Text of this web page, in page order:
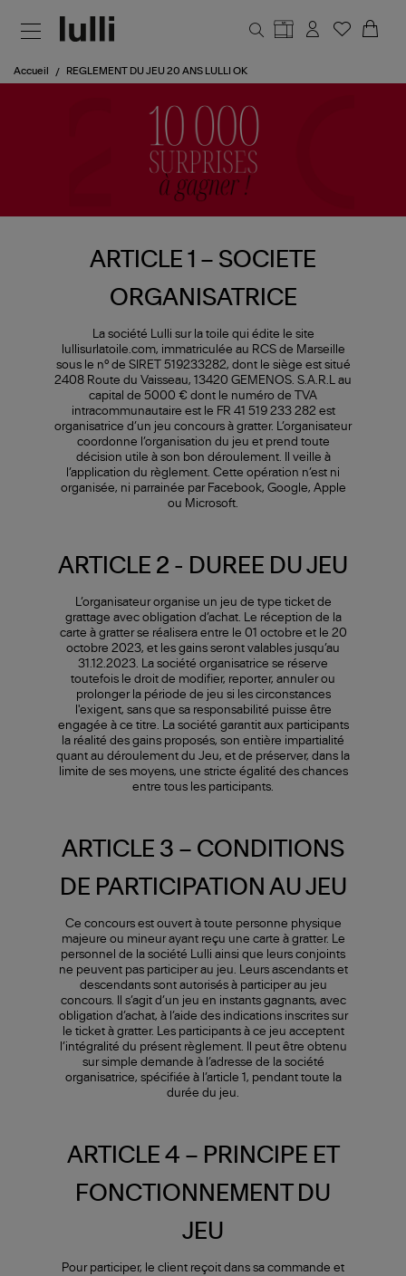
Accueil REGLEMENT DU JEU 20 ANS LULLI OK
ARTICLE 1 – SOCIETE
ORGANISATRICE
La société Lulli sur la toile qui édite le site
lullisurlatoile.com, immatriculée au RCS de Marseille
sous le n° de SIRET 519233282, dont le siège est situé
2408 Route du Vaisseau, 13420 GEMENOS. S.A.R.L au
capital de 5000 € dont le numéro de TVA
intracommunautaire est le FR 41 519 233 282 est
organisatrice d’un jeu concours à gratter. L’organisateur
coordonne l’organisation du jeu et prend toute
décision utile à son bon déroulement. Il veille à
l’application du règlement. Cette opération n’est ni
organisée, ni parrainée par Facebook, Google, Apple
ou Microsoft.
ARTICLE 2 - DUREE DU JEU
L’organisateur organise un jeu de type ticket de
grattage avec obligation d’achat. Le réception de la
carte à gratter se réalisera entre le 01 octobre et le 20
octobre 2023, et les gains seront valables jusqu’au
31.12.2023. La société organisatrice se réserve
toutefois le droit de modifier, reporter, annuler ou
prolonger la période de jeu si les circonstances
l'exigent, sans que sa responsabilité puisse être
engagée à ce titre. La société garantit aux participants
la réalité des gains proposés, son entière impartialité
quant au déroulement du Jeu, et de préserver, dans la
limite de ses moyens, une stricte égalité des chances
entre tous les participants.
ARTICLE 3 – CONDITIONS
DE PARTICIPATION AU JEU
Ce concours est ouvert à toute personne physique
majeure ou mineur ayant reçu une carte à gratter. Le
personnel de la société Lulli ainsi que leurs conjoints
ne peuvent pas participer au jeu. Leurs ascendants et
descendants sont autorisés à participer au jeu
concours. Il s’agit d’un jeu en instants gagnants, avec
obligation d’achat, à l’aide des indications inscrites sur
le ticket à gratter. Les participants à ce jeu acceptent
l’intégralité du présent règlement. Il peut être obtenu
sur simple demande à l’adresse de la société
organisatrice, spécifiée à l’article 1, pendant toute la
durée du jeu.
ARTICLE 4 – PRINCIPE ET
FONCTIONNEMENT DU
JEU
Pour participer, le client reçoit dans sa commande et